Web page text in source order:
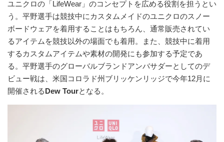
ユニクロの「LifeWear」のコンセプトを広める役割を担うとい
う。平野選手は競技中にカスタムメイドのユニクロのスノー
ボードウェアを着用することはもちろん、通常販売されてい
るアイテムを競技以外の場面でも着用。また、競技中に着用
するカスタムアイテムや素材の開発にも参加する予定であ
る。平野選手のグローバルブランドアンバサダーとしてのデ
ビュー戦は、米国コロラド州ブリッケンリッジで今年12月に
開催されるDew Tourとなる。